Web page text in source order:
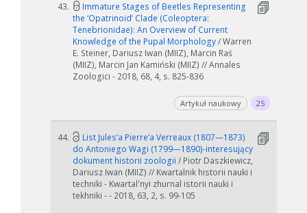
43.
Immature Stages of Beetles Representing
the ‘Opatrinoid’ Clade (Coleoptera:
Tenebrionidae): An Overview of Current
Knowledge of the Pupal Morphology/ Warren
E. Steiner, Dariusz Iwan (MIIZ), Marcin Raś
(MIIZ), Marcin Jan Kamiński (MIIZ) // Annales
Zoologici - 2018, 68, 4, s. 825-836
Artykuł naukowy 25
44.
List Jules’a Pierre’a Verreaux (1807—1873)
do Antoniego Wagi (1799—1890)-interesujący
dokument historii zoologii / Piotr Daszkiewicz,
Dariusz Iwan (MIIZ) // Kwartalnik historii nauki i
techniki - Kwartal'nyi zhurnal istorii nauki i
tekhniki - - 2018, 63, 2, s. 99-105